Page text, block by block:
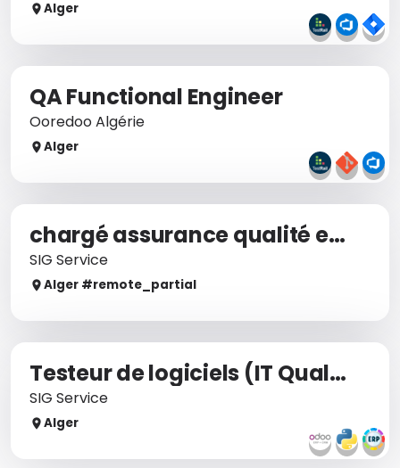
Alger
QA Functional Engineer
Ooredoo Algérie
Alger
chargé assurance qualité en système d'information. (Testeur (QA))
SIG Service
Alger #remote_ partial
Testeur de logiciels (IT Quality Assurance)
SIG Service
Alger